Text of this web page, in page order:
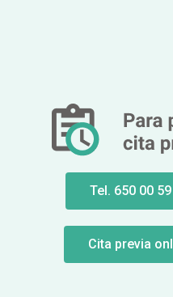
Tel. 650 00 59
Cita previa